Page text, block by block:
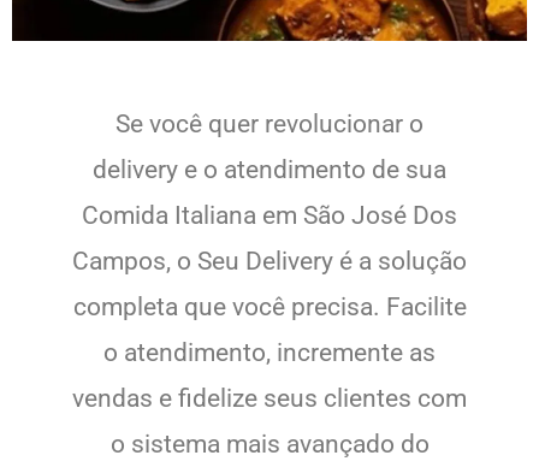
Se você quer revolucionar o
delivery e o atendimento de sua
Comida Italiana em São José Dos
Campos, o Seu Delivery é a solução
completa que você precisa. Facilite
o atendimento, incremente as
vendas e fidelize seus clientes com
o sistema mais avançado do